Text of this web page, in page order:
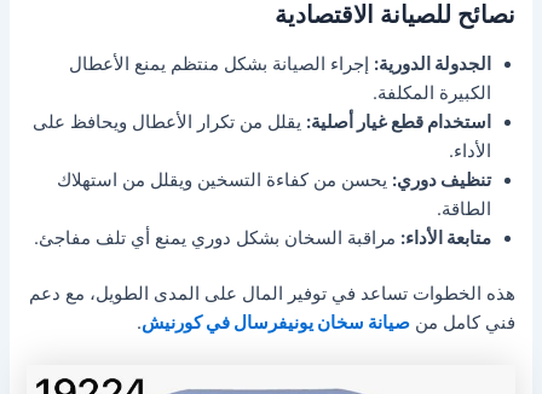
نصائح للصيانة الاقتصادية
الجدولة الدورية: إجراء الصيانة بشكل منتظم يمنع الأعطال
الكبيرة المكلفة.
استخدام قطع غيار أصلية: يقلل من تكرار الأعطال ويحافظ على
الأداء.
تنظيف دوري: يحسن من كفاءة التسخين ويقلل من استهلاك
الطاقة.
متابعة الأداء: مراقبة السخان بشكل دوري يمنع أي تلف مفاجئ.
هذه الخطوات تساعد في توفير المال على المدى الطويل، مع دعم
فني كامل منصيانة سخان يونيفرسال في كورنيش.